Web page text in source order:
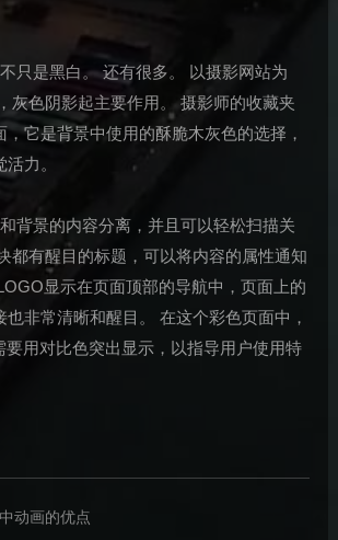
只是黑白。 还有很多。 以摄影网站为
灰色阴影起主要作用。 摄影师的收藏夹
它是背景中使用的酥脆木灰色的选择，
力。
背景的内容分离，并且可以轻松扫描关
都有醒目的标题，可以将内容的属性通知
显示在页面顶部的导航中，页面上的
非常清晰和醒目。 在这个彩色页面中，
要用对比色突出显示，以指导用户使用特
动画的优点